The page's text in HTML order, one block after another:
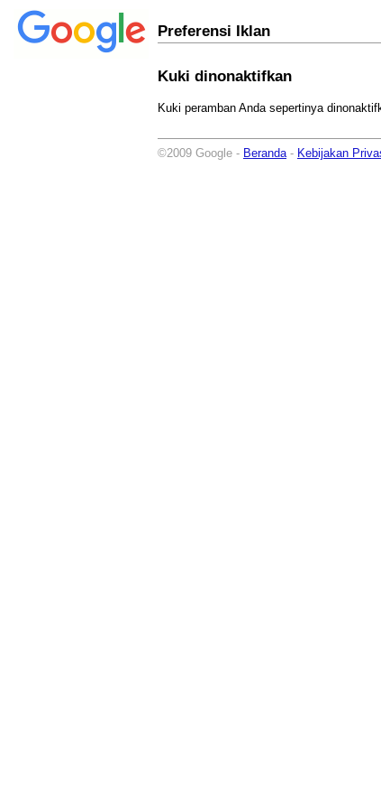
Preferensi Iklan
Kuki dinonaktifkan
Kuki peramban Anda sepertinya
©2009 Google - Beranda- Kebijakan